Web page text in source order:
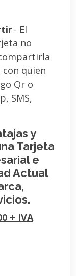
- El
no
quien
Qr o
SMS,
y
Tarjeta
e
Actual
+ IVA